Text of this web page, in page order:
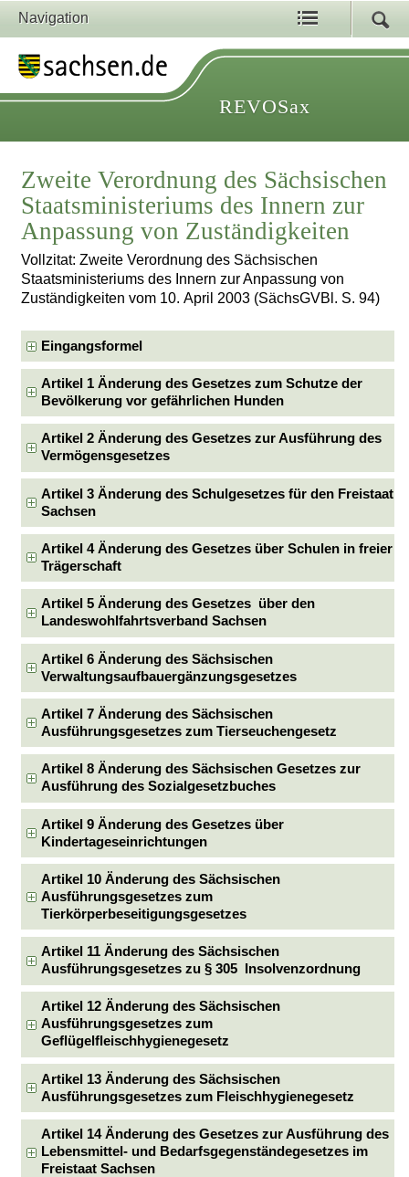
Navigation
REVOSax
Zweite Verordnung des Sächsischen
Staatsministeriums des Innern zur
Anpassung von Zuständigkeiten
Vollzitat: Zweite Verordnung des Sächsischen
Staatsministeriums des Innern zur Anpassung von
Zuständigkeiten vom 10. April 2003 (SächsGVBl. S. 94)
Eingangsformel
Artikel 1 Änderung des Gesetzes zum Schutze der
Bevölkerung vor gefährlichen Hunden
Artikel 2 Änderung des Gesetzes zur Ausführung des
Vermögensgesetzes
Artikel 3 Änderung des Schulgesetzes für den Freistaat
Sachsen
Artikel 4 Änderung des Gesetzes über Schulen in freier
Trägerschaft
Artikel 5 Änderung des Gesetzes über den
Landeswohlfahrtsverband Sachsen
Artikel 6 Änderung des Sächsischen
Verwaltungsaufbauergänzungsgesetzes
Artikel 7 Änderung des Sächsischen
Ausführungsgesetzes zum Tierseuchengesetz
Artikel 8 Änderung des Sächsischen Gesetzes zur
Ausführung des Sozialgesetzbuches
Artikel 9 Änderung des Gesetzes über
Kindertageseinrichtungen
Artikel 10 Änderung des Sächsischen
Ausführungsgesetzes zum
Tierkörperbeseitigungsgesetzes
Artikel 11 Änderung des Sächsischen
Ausführungsgesetzes zu § 305 Insolvenzordnung
Artikel 12 Änderung des Sächsischen
Ausführungsgesetzes zum
Geflügelfleischhygienegesetz
Artikel 13 Änderung des Sächsischen
Ausführungsgesetzes zum Fleischhygienegesetz
Artikel 14 Änderung des Gesetzes zur Ausführung des
Lebensmittel- und Bedarfsgegenständegesetzes im
Freistaat Sachsen